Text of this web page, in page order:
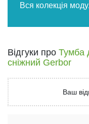
Вся колекція
Відгуки про Тумба
сніжний Gerbor
Ваш